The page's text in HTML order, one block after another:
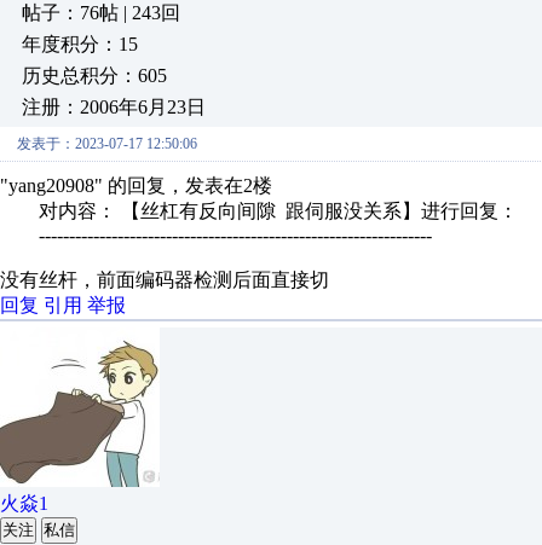
帖子：76帖 | 243回
年度积分：15
历史总积分：605
注册：2006年6月23日
发表于：2023-07-17 12:50:06
"yang20908" 的回复，发表在2楼
对内容： 【丝杠有反向间隙 跟伺服没关系】进行回复：
-----------------------------------------------------------------
没有丝杆，前面编码器检测后面直接切
回复 引用 举报
火焱1
关注 私信